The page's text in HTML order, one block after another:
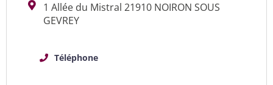
1 Allée du Mistral 21910 NOIRON SOUS
GEVREY
Téléphone